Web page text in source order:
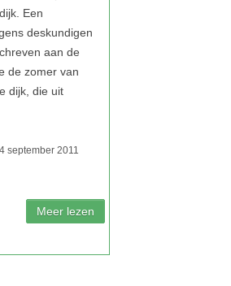
september 2011